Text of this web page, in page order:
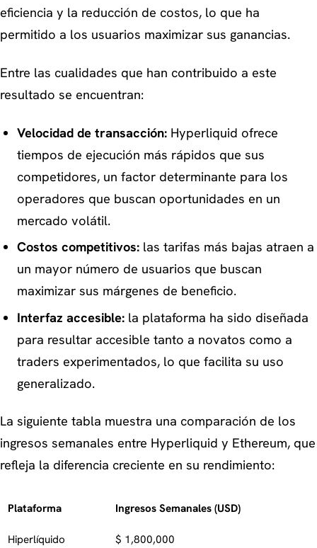
eficiencia y la reducción de costos, lo que ha
permitido a los usuarios maximizar sus ganancias.
Entre las cualidades que han contribuido a este
resultado se encuentran:
Velocidad de transacción:Hyperliquid ofrece
tiempos de ejecución más rápidos que sus
competidores, un factor determinante para los
operadores que buscan oportunidades en un
mercado volátil.
Costos competitivos:las tarifas más bajas atraen a
un mayor número de usuarios que buscan
maximizar sus márgenes de beneficio.
Interfaz accesible:la plataforma ha sido diseñada
para resultar accesible tanto a novatos como a
traders experimentados, lo que facilita su uso
generalizado.
La siguiente tabla muestra una comparación de los
ingresos semanales entre Hyperliquid y Ethereum, que
refleja la diferencia creciente en su rendimiento:
Plataforma Ingresos Semanales (USD)
Hiperlíquido $ 1,800,000